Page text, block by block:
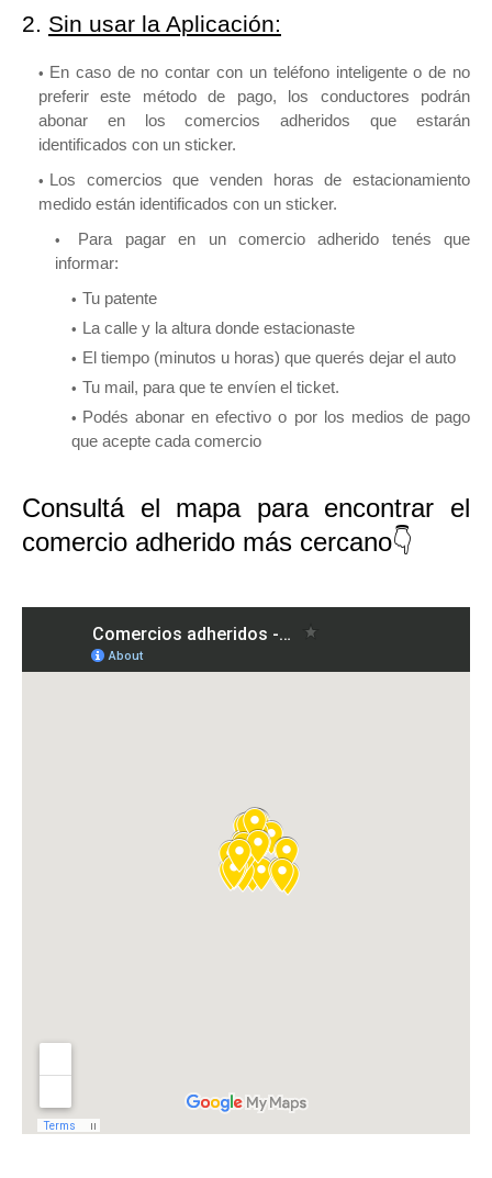
2. Sin usar la Aplicación:
En caso de no contar con un teléfono inteligente o de no
preferir este método de pago, los conductores podrán
abonar en los comercios adheridos que estarán
identificados con un sticker.
Los comercios que venden horas de estacionamiento
medido están identificados con un sticker.
Para pagar en un comercio adherido tenés que
informar:
Tu patente
La calle y la altura donde estacionaste
El tiempo (minutos u horas) que querés dejar el auto
Tu mail, para que te envíen el ticket.
Podés abonar en efectivo o por los medios de pago
que acepte cada comercio
Consultá el mapa para encontrar el
comercio adherido más cercano👇